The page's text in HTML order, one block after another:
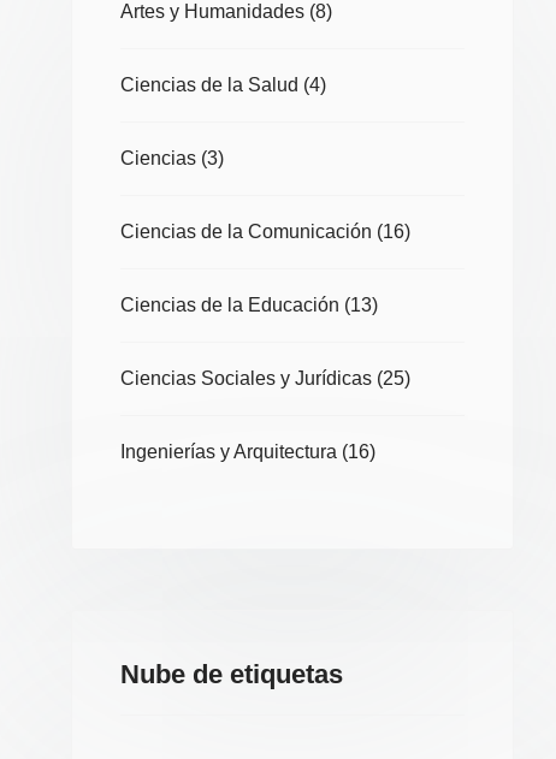
Artes y Humanidades (8)
Ciencias de la Salud (4)
Ciencias (3)
Ciencias de la Comunicación (16)
Ciencias de la Educación (13)
Ciencias Sociales y Jurídicas (25)
Ingenierías y Arquitectura (16)
Nube de etiquetas